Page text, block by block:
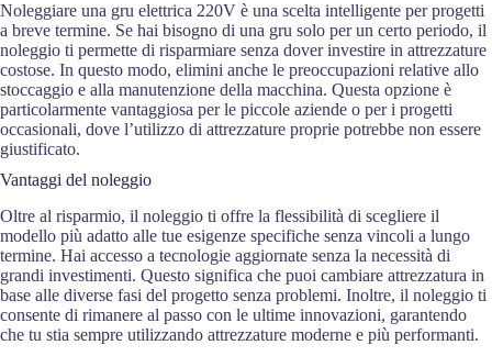
Noleggiare una gru elettrica 220V è una scelta intelligente per progetti
a breve termine. Se hai bisogno di una gru solo per un certo periodo, il
noleggio ti permette di risparmiare senza dover investire in attrezzature
costose. In questo modo, elimini anche le preoccupazioni relative allo
stoccaggio e alla manutenzione della macchina. Questa opzione è
particolarmente vantaggiosa per le piccole aziende o per i progetti
occasionali, dove l’utilizzo di attrezzature proprie potrebbe non essere
giustificato.
Vantaggi del noleggio
Oltre al risparmio, il noleggio ti offre la flessibilità di scegliere il
modello più adatto alle tue esigenze specifiche senza vincoli a lungo
termine. Hai accesso a tecnologie aggiornate senza la necessità di
grandi investimenti. Questo significa che puoi cambiare attrezzatura in
base alle diverse fasi del progetto senza problemi. Inoltre, il noleggio ti
consente di rimanere al passo con le ultime innovazioni, garantendo
che tu stia sempre utilizzando attrezzature moderne e più performanti.